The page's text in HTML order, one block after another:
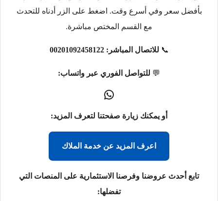
بأفضل سعر وفي أسرع وقت. اضغط على الزر أدناه للتحدث
مع القسم المختص مباشرة.
📞 للاتصال المباشر: 00201092458122
💬 للتواصل الفوري عبر واتساب:
أو يمكنك زيارة صفحتنا لتعرف المزيد:
اعرف المزيد عن خدمة الملاك
تابع أحدث عروضنا وفرصنا الاستثمارية على المنصات التي
تفضلها: